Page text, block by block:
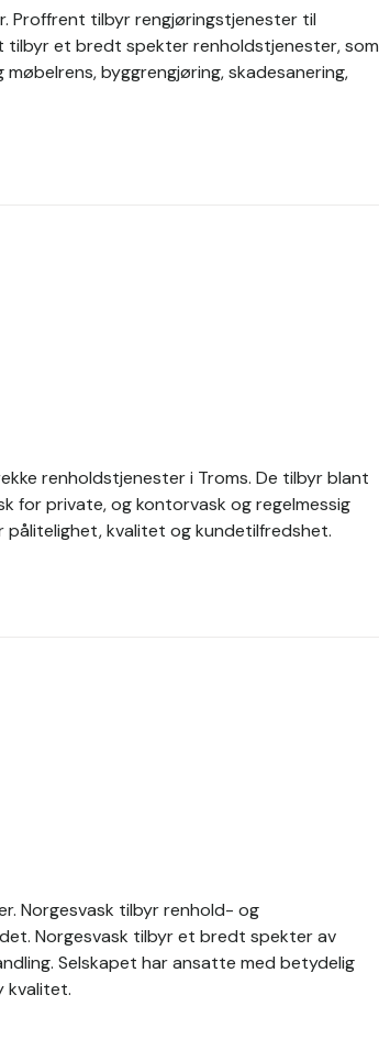
Proffrent tilbyr rengjøringstjenester til
et bredt spekter renholdstjenester, som
byggrengjøring, skadesanering,
renholdstjenester i Troms. De tilbyr blant
for private, og kontorvask og regelmessig
kvalitet og kundetilfredshet.
Norgesvask tilbyr renhold- og
Norgesvask tilbyr et bredt spekter av
Selskapet har ansatte med betydelig
kvalitet.